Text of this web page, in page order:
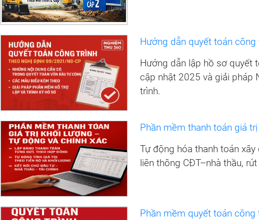
Hướng dẫn quyết toán
Hướng dẫn lập hồ sơ quyết
cập nhật 2025 và giải pháp
trình.
Phần mềm thanh toán giá
Tự động hóa thanh toán
liên thông CĐT–nhà thầu,
Phần mềm quyết toán công